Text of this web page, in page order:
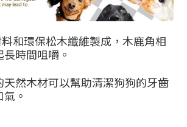
和環保松木纖維製成，木鹿角相
時間咀嚼。
天然木材可以幫助清潔狗狗的牙齒
。